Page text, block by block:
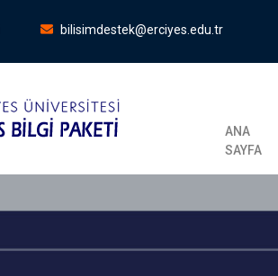
bilisimdestek@erciyes.edu.tr
ANA
SAYFA